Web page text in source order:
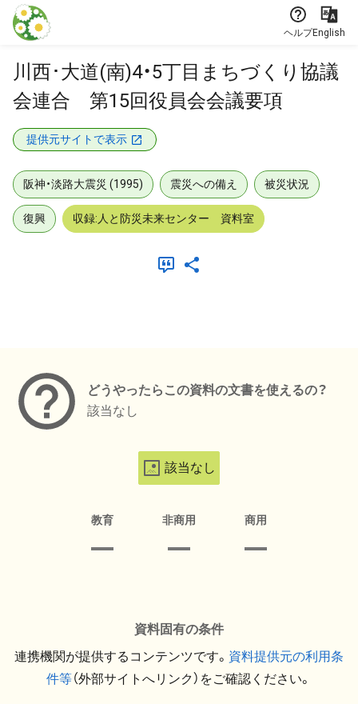
本文に飛ぶ
ヘルプEnglish
川西･大道(南)4・5丁目まちづくり協議
会連合 第15回役員会会議要項
提供元サイトで表示
阪神・淡路大震災 (1995) 震災への備え 被災状況
復興 収録:人と防災未来センター 資料室
どうやったらこの資料の文書を使えるの？
該当なし
該当なし
教育 非商用 商用
資料固有の条件
連携機関が提供するコンテンツです。 資料提供元の利用条
件等（外部サイトへリンク）をご確認ください。